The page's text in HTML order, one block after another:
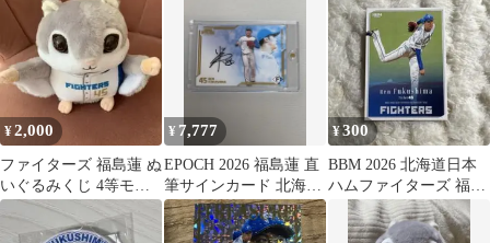
プ 福島蓮
¥2,000
ファイターズ 福島蓮 ぬ
いぐるみくじ 4等モモ
ンガ
¥ 7,777
EPOCH 2026 福島蓮 直
筆サインカード 北海道
日本ハムファイターズ
¥300
BBM 2026 北海道日本
ハムファイターズ 福島
蓮 カード